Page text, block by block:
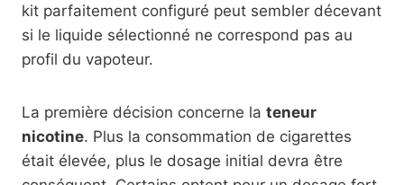
kit parfaitement configuré peut sembler décevant
si le liquide sélectionné ne correspond pas au
profil du vapoteur.
La première décision concerne la teneur
nicotine. Plus la consommation de cigarettes
était élevée, plus le dosage initial devra être